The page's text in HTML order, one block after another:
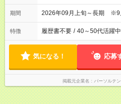
期間 2026年09月上旬～長期 ※9
特徴 履歴書不要 / 40～50代活躍中
気になる！ 応募
掲載元企業名 パーソルテ